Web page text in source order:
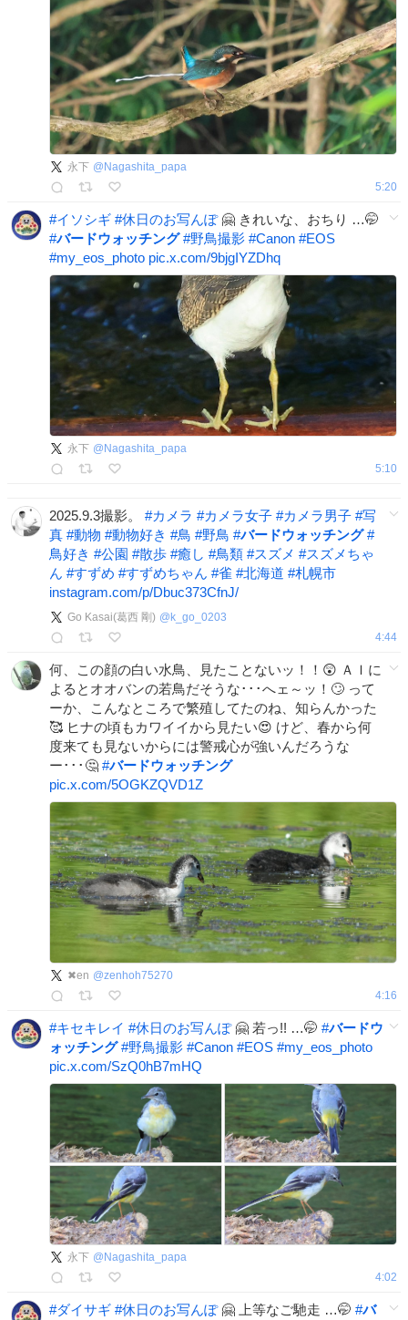
永下 @ Nagashita_papa
5:20
#イソシギ #休日のお写んぽ🤗 きれいな、おちり …🤭
#バードウォッチング #野鳥撮影 #Canon #EOS
#my_eos_photo pic.x.com/9bjgIYZDhq
永下 @ Nagashita_papa
5:10
2025.9.3撮影。 #カメラ #カメラ女子 #カメラ男子 #写
真 #動物 #動物好き #鳥 #野鳥 #バードウォッチング #
鳥好き #公園 #散歩 #癒し #鳥類 #スズメ #スズメちゃ
ん #すずめ #すずめちゃん #雀 #北海道 #札幌市
instagram.com/p/Dbuc373CfnJ/
Go Kasai(葛西 剛) @ k_go_0203
4:44
何、この顔の白い水鳥、見たことないッ！！😲 ＡＩに
よるとオオバンの若鳥だそうな･･･へェ～ッ！🙄 って
ーか、こんなところで繁殖してたのね、知らんかった
🥰 ヒナの頃もカワイイから見たい😍 けど、春から何
度来ても見ないからには警戒心が強いんだろうな
ー･･･🤔 #バードウォッチング
pic.x.com/5OGKZQVD1Z
✖en @zenhoh75270
4:16
#キセキレイ #休日のお写んぽ🤗 若っ!! …🤭 #バードウ
ォッチング #野鳥撮影 #Canon #EOS #my_eos_photo
pic.x.com/SzQ0hB7mHQ
永下 @ Nagashita_papa
4:02
#ダイサギ #休日のお写んぽ🤗 上等なご馳走 …🤭 #バ